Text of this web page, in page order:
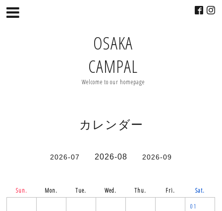
OSAKA
CAMPAL
Welcome to our homepage
カレンダー
2026-07 2026-08 2026-09
Sun. Mon. Tue. Wed. Thu. Fri. Sat.
01